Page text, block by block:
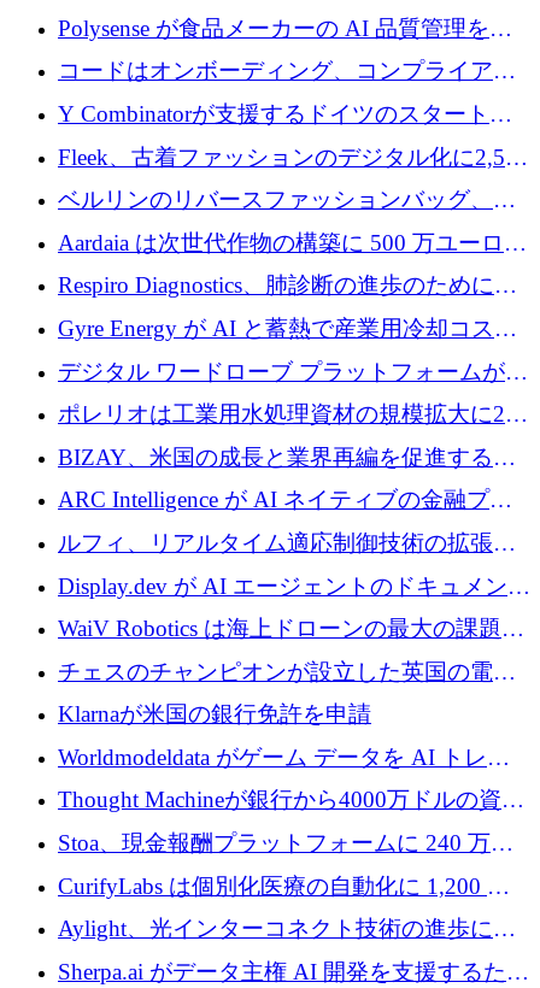
社という記録を目の当たりにし、涙を流すハ
ンブルク
Polysense が食品メーカーの AI 品質管理を拡
張するために 1,070 万ドルを調達
コードはオンボーディング、コンプライアン
ス、支払いを統合するために 640 万ポンドを
Y Combinatorが支援するドイツのスタートア
ップFintoが340万ドルを調達、シリコンバレ
ーではなくミュンヘンを選んだと語る
Fleek、古着ファッションのデジタル化に2,500
万ドルを確保
ベルリンのリバースファッションバッグ、繊
維仕分け規模拡大に7桁の資金調達
Aardaia は次世代作物の構築に 500 万ユーロを
寄付
Respiro Diagnostics、肺診断の進歩のために
100 万ポンドを確保
Gyre Energy が AI と蓄熱で産業用冷却コスト
を削減するために 130 万ドルを調達
デジタル ワードローブ プラットフォームが
1,000 万人のユーザーに到達し、Whering が
700 万ドルを獲得
ポレリオは工業用水処理資材の規模拡大に240
万ユーロを確保
BIZAY、米国の成長と業界再編を促進するた
めに5,500万ドルを確保
ARC Intelligence が AI ネイティブの金融プラ
ットフォームを拡大するために 400 万ユーロ
ルフィ、リアルタイム適応制御技術の拡張に
810万ポンドを確保
Display.dev が AI エージェントのドキュメント
コラボレーションを強化するために 47 万ユー
WaiV Robotics は海上ドローンの最大の課題の
1 つをどのように解決しているか
チェスのチャンピオンが設立した英国の電池
材料スタートアップ TaiSan が 465 万ポンドを
Klarnaが米国の銀行免許を申請
Worldmodeldata がゲーム データを AI トレー
ニングに変えるために 700 万ポンドを獲得
Thought Machineが銀行から4000万ドルの資金
調達、年間収益1億ドルを突破
Stoa、現金報酬プラットフォームに 240 万ド
ルを確保
CurifyLabs は個別化医療の自動化に 1,200 万
ユーロを寄付
Aylight、光インターコネクト技術の進歩に向
けて450万ユーロのプレシードラウンドを終了
Sherpa.ai がデータ主権 AI 開発を支援するため